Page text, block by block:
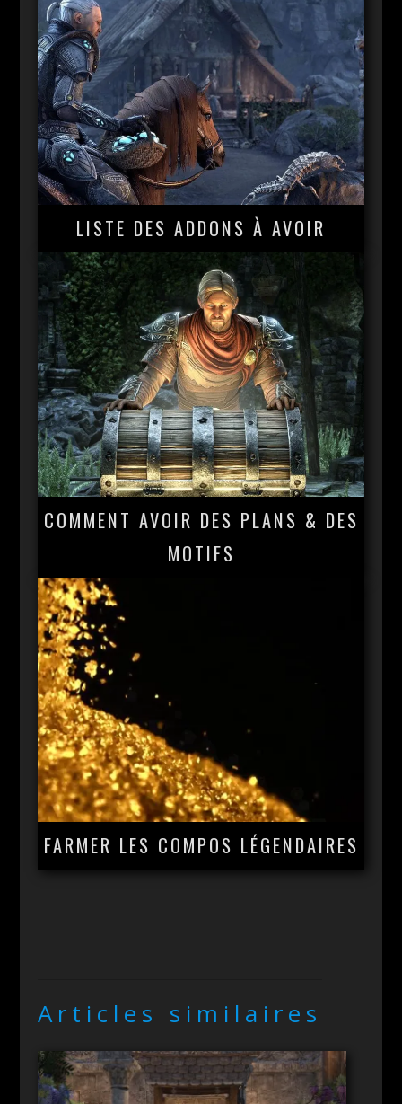
LISTE DES ADDONS À AVOIR
COMMENT AVOIR DES PLANS & DES
MOTIFS
FARMER LES COMPOS LÉGENDAIRES
Articles similaires